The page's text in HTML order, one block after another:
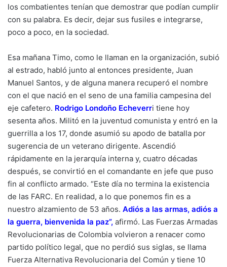
los combatientes tenían que demostrar que podían cumplir
con su palabra. Es decir, dejar sus fusiles e integrarse,
poco a poco, en la sociedad.
Esa mañana Timo, como le llaman en la organización, subió
al estrado, habló junto al entonces presidente, Juan
Manuel Santos, y de alguna manera recuperó el nombre
con el que nació en el seno de una familia campesina del
eje cafetero. Rodrigo Londoño Echeverri tiene hoy
sesenta años. Militó en la juventud comunista y entró en la
guerrilla a los 17, donde asumió su apodo de batalla por
sugerencia de un veterano dirigente. Ascendió
rápidamente en la jerarquía interna y, cuatro décadas
después, se convirtió en el comandante en jefe que puso
fin al conflicto armado. “Este día no termina la existencia
de las FARC. En realidad, a lo que ponemos fin es a
nuestro alzamiento de 53 años. Adiós a las armas, adiós a
la guerra, bienvenida la paz”, afirmó. Las Fuerzas Armadas
Revolucionarias de Colombia volvieron a renacer como
partido político legal, que no perdió sus siglas, se llama
Fuerza Alternativa Revolucionaria del Común y tiene 10